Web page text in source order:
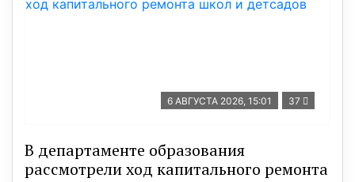
6 АВГУСТА 2026, 15:01 37
В департаменте образования
рассмотрели ход капитального ремонта